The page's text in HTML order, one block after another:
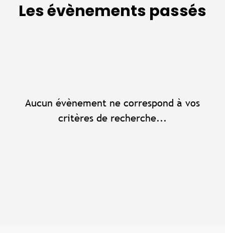
Les évènements passés
Aucun évènement ne correspond à vos
critères de recherche...